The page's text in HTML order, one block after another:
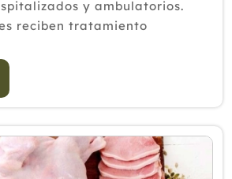
y ambulatorios.
reciben tratamiento
osteopática (...